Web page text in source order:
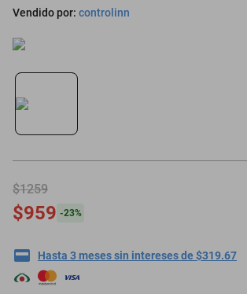
Vendido por: controlinn
$1259
$959 -23%
Hasta 3 meses sin intereses de $319.67
colchones